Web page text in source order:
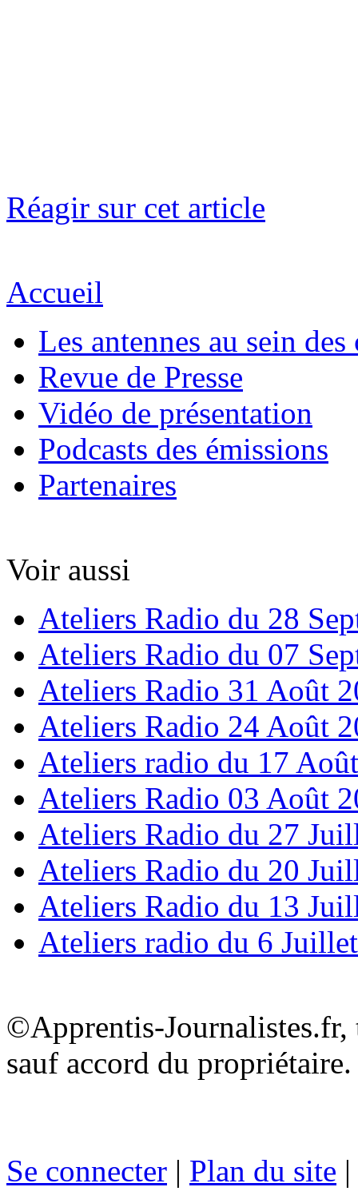
Réagir sur cet article
Accueil
Les antennes au sein des
Revue de Presse
Vidéo de présentation
Podcasts des émissions
Partenaires
Voir aussi
Ateliers Radio du 28
Ateliers Radio du 07
Ateliers Radio 31 Août
Ateliers Radio 24 Août
Ateliers radio du 17
Ateliers Radio 03 Août
Ateliers Radio du 27
Ateliers Radio du 20
Ateliers Radio du 13
Ateliers radio du 6
©Apprentis-
sauf accord du propriétaire.
Se connecter | Plan du site |